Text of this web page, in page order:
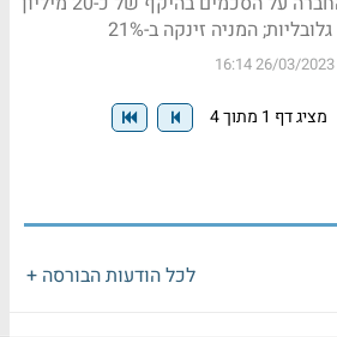
המניה זינקה ב-21%
26/03/2023 16:14
מציג דף 1 מתוך 4
לכל הודעות הבורסה +